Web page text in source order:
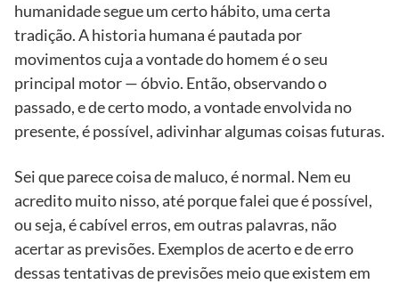
humanidade segue um certo hábito, uma certa
tradição. A historia humana é pautada por
movimentos cuja a vontade do homem é o seu
principal motor — óbvio. Então, observando o
passado, e de certo modo, a vontade envolvida no
presente, é possível, adivinhar algumas coisas futuras.
Sei que parece coisa de maluco, é normal. Nem eu
acredito muito nisso, até porque falei que é possível,
ou seja, é cabível erros, em outras palavras, não
acertar as previsões. Exemplos de acerto e de erro
dessas tentativas de previsões meio que existem em